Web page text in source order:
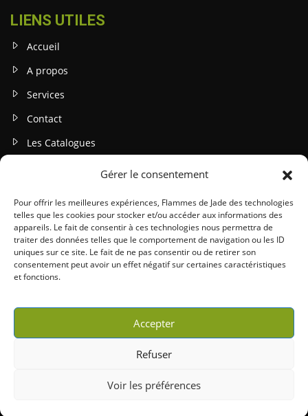
Gérer le consentement
Pour offrir les meilleures expériences, Flammes de Jade des technologies
telles que les cookies pour stocker et/ou accéder aux informations des
appareils. Le fait de consentir à ces technologies nous permettra de
traiter des données telles que le comportement de navigation ou les ID
uniques sur ce site. Le fait de ne pas consentir ou de retirer son
consentement peut avoir un effet négatif sur certaines caractéristiques
et fonctions.
Accepter
Refuser
Voir les préférences
LIENS UTILES
Accueil
A propos
Services
Contact
Les Catalogues
INFOS LEGALES
Mentions légales
Politique de confidentialité
Gestion des cookies
Conditions générales (CGU / CGV)
Copyright 2026 © Willy Peltier | Tous droits réservés |
Made with love by